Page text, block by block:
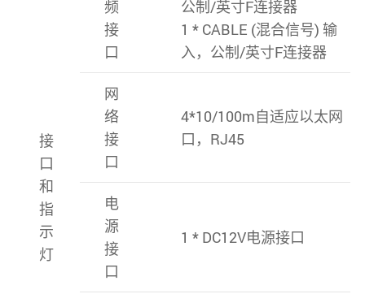
接
口
和
指
示
灯
频
接
口
公制/英寸F连接器
1 * CABLE (混合信号) 输
入，公制/英寸F连接器
网
络
接
口
4*10/100m自适应以太网
口，RJ45
电
源
接
口
1 * DC12V电源接口